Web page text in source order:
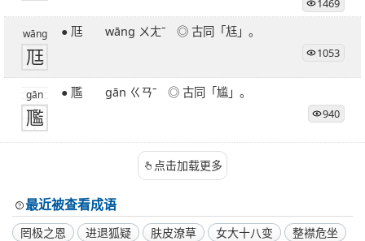
1469
wāng
尫
● 尫 wāng ㄨㄤˉ ◎ 古同「尪」。
1053
gān
尶
● 尶 gān ㄍㄢˉ ◎ 古同「尴」。
940
点击加载更多
最近被查看成语
罔极之恩 进退狐疑 肤皮潦草 女大十八变
整襟危坐